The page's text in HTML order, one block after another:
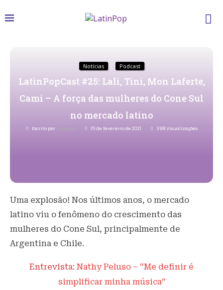
Notícias Podcast
LatinPopCast #25: Lali, Tini, Mon Laferte,
Cami – A força das mulheres do Cone Sul
no mercado latino
Escrito por 15 de fevereiro de 2021 398Visualizações
Uma explosão! Nos últimos anos, o mercado
latino viu o fenômeno do crescimento das
mulheres do Cone Sul, principalmente de
Argentina e Chile.
Entrevista: Nathy Peluso – “Me definir é
simplificar minha música”